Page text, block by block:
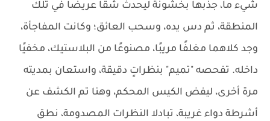
شيء ما، جذبها بخشونة ليحدث شقًا عريضًا في تلك
المنطقة، ثم دس يده، وسحب العائق؛ وكانت المفاجأة،
وجد كلاهما مغلفًا مريبًا، مصنوعًا من البلاستيك، مخفيًا
داخله. تفحصه "تميم" بنظراتٍ دقيقة، واستعان بمديته
مرة أخرى، ليفض الكيس المحكم، وهنا تم الكشف عن
أشرطة دواء غريبة، تبادلا النظرات المصدومة، نطق